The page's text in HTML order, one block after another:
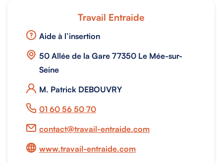
Travail Entraide
Aide à l’insertion
50 Allée de la Gare 77350 Le Mée-sur-
Seine
M. Patrick DEBOUVRY
01 60 56 50 70
contact@travail-entraide.com
www.travail-entraide.com